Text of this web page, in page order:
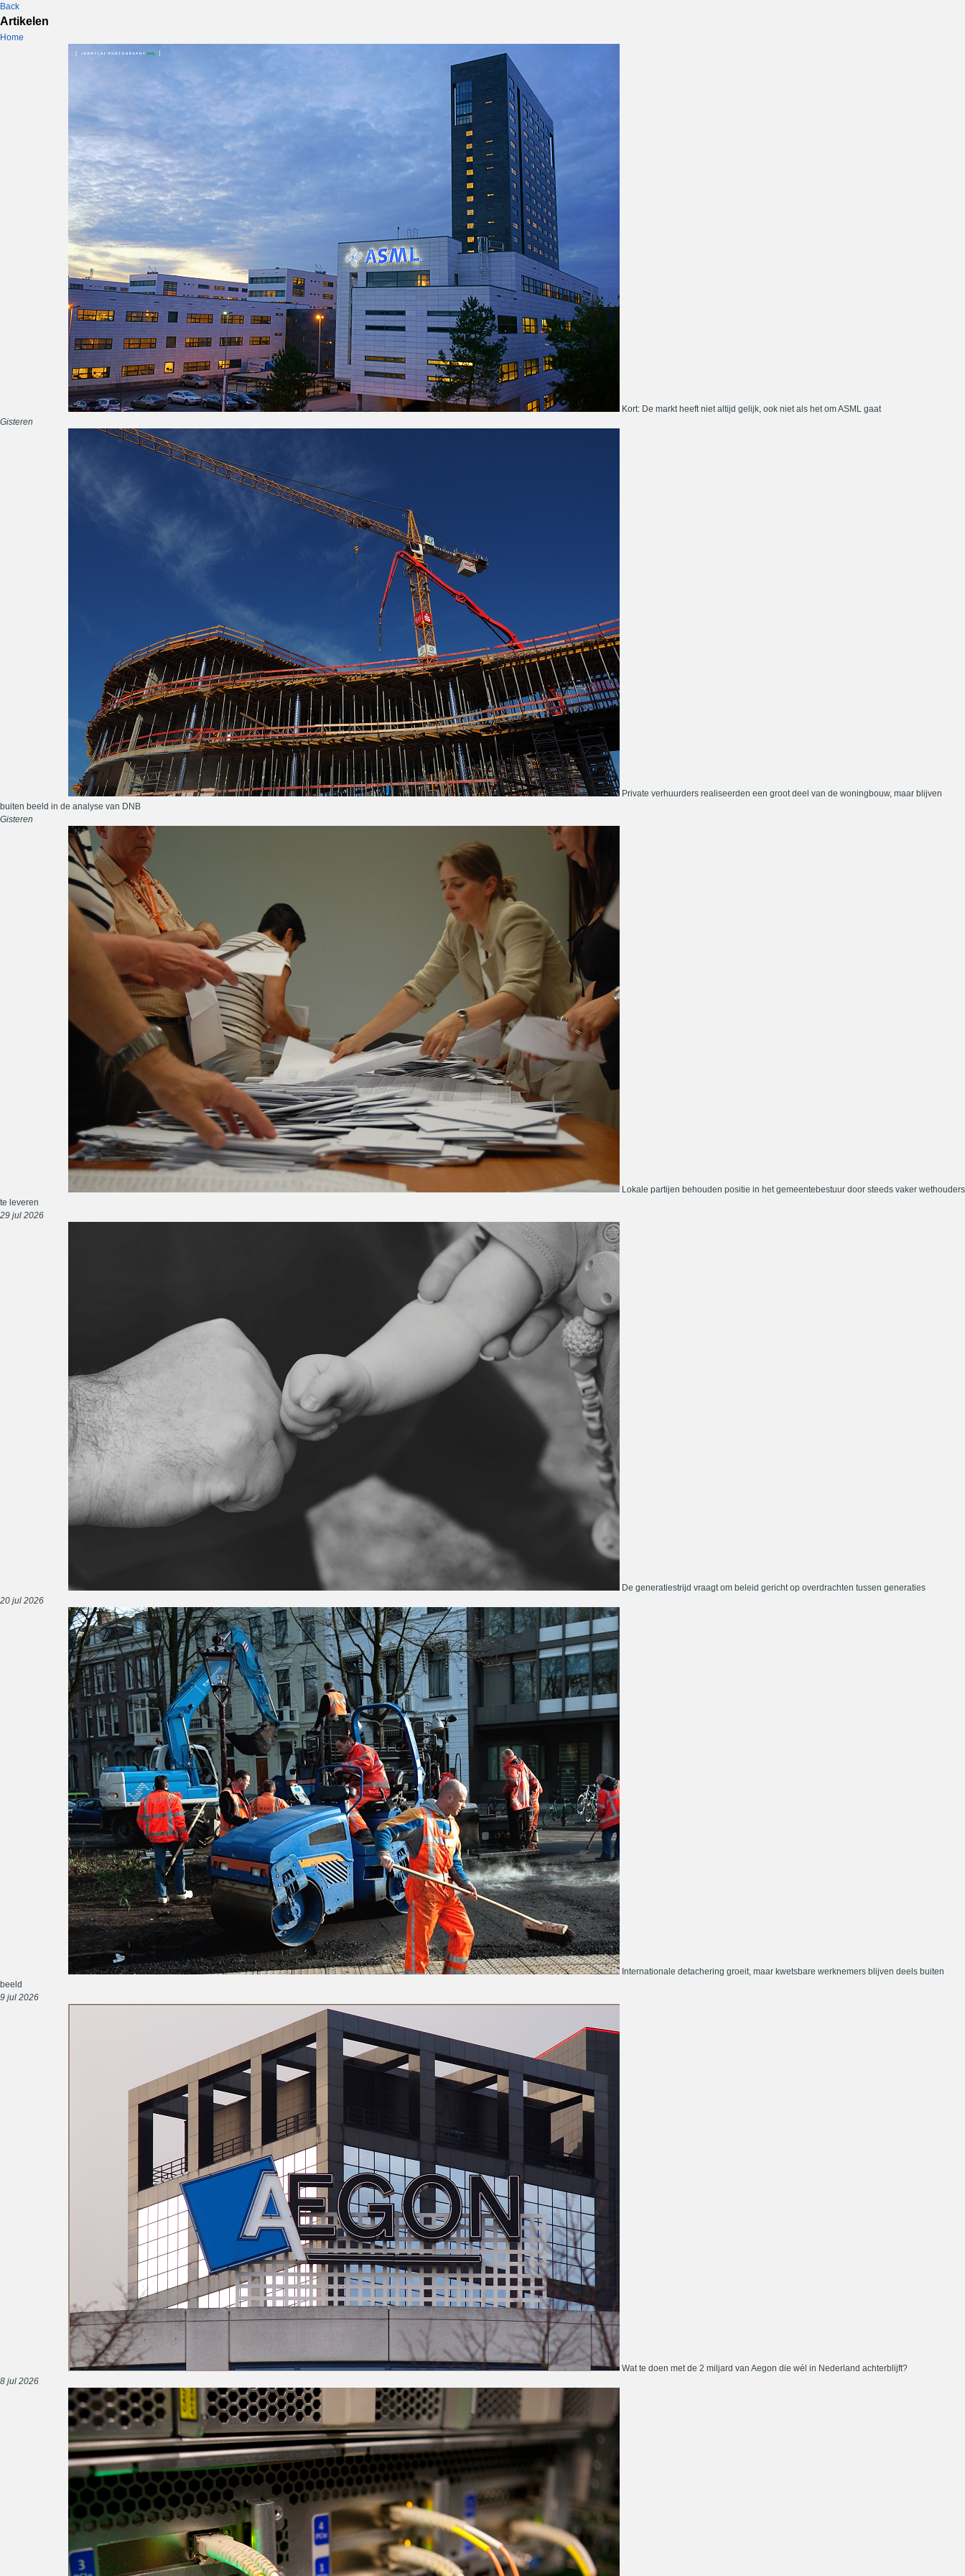
Back
Artikelen
Home
Kort: De markt heeft niet altijd gelijk, ook niet als het om ASML gaat
Gisteren
Private verhuurders realiseerden een groot deel van de woningbouw, maar blijven
buiten beeld in de analyse van DNB
Gisteren
Lokale partijen behouden positie in het gemeentebestuur door steeds vaker wethouders
te leveren
29 jul 2026
De generatiestrijd vraagt om beleid gericht op overdrachten tussen generaties
20 jul 2026
Internationale detachering groeit, maar kwetsbare werknemers blijven deels buiten
beeld
9 jul 2026
Wat te doen met de 2 miljard van Aegon die wél in Nederland achterblijft?
8 jul 2026